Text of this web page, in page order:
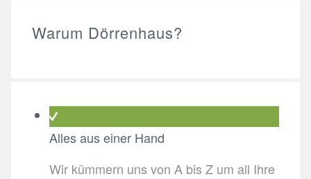
Warum Dörrenhaus?
Alles aus einer Hand
Wir kümmern uns von A bis Z um all Ihre